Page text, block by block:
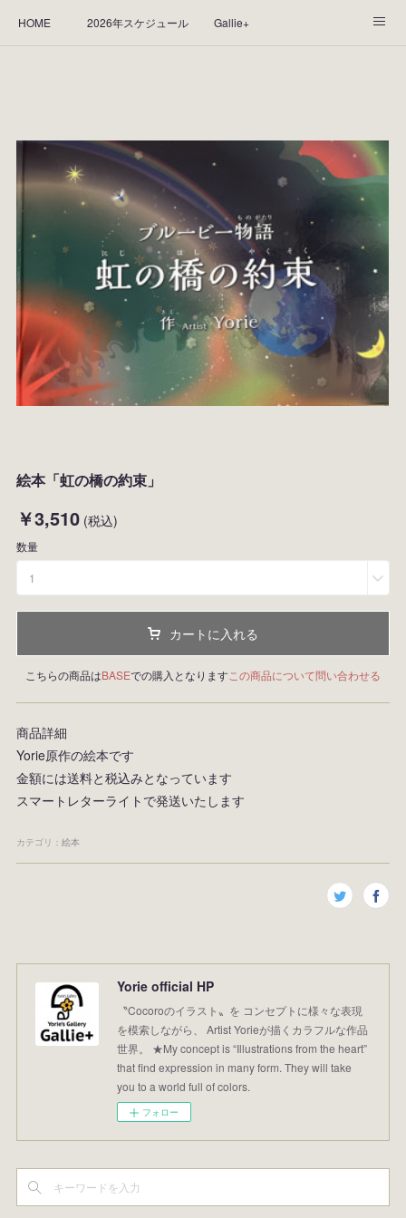
HOME 2026年スケジュール Gallie+
“Kasane Style Art”って？ Yorie's Tapestry Yorie's Goods
ショップ 作品のレンタルについて
2024年 の足跡 2023*足跡 2022年の足あと
2021あしあと 2020年あしあと 2019年足あと
2018年あしあと
絵本「虹の橋の約束」
￥3,510 (税込)
数量
1
カートに入れる
こちらの商品はBASEでの購入となりますこの商品について問い合わせる
商品詳細
Yorie原作の絵本です
金額には送料と税込みとなっています
スマートレターライトで発送いたします
カテゴリ ：絵本
Yorie official HP
〝Cocoroのイラスト〟を コンセプトに様々な表現
を模索しながら、 Artist Yorieが描くカラフルな作品
世界。 ★My concept is “Illustrations from the heart”
that find expression in many form. They will take
you to a world full of colors.
フォロー